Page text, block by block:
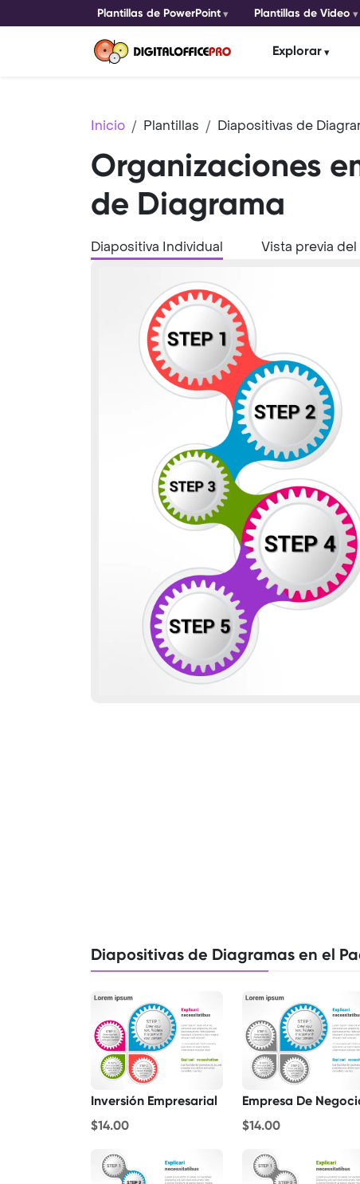
Plantillas de PowerPoint Plantillas de Video
Explorar
Inicio Plantillas Diapositivas de
Organizaciones
de Diagrama
Diapositiva Individual Vista previa
Diapositivas de Diagramas en el
Inversión Empresarial
$14.00
Empresa De
$14.00